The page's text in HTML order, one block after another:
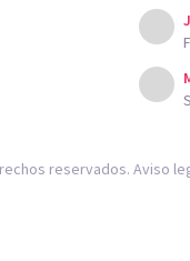
reservados. Aviso